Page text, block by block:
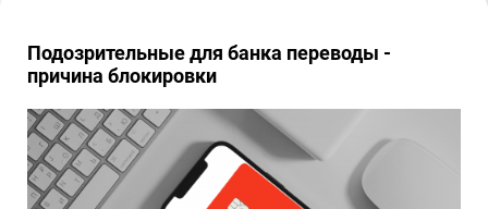
Подозрительные для банка переводы -
причина блокировки